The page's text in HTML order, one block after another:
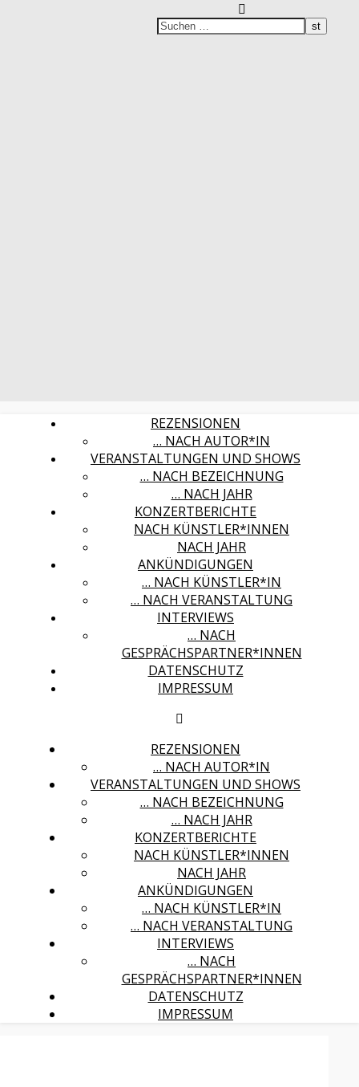
REZENSIONEN
… NACH AUTOR*IN
VERANSTALTUNGEN UND SHOWS
… NACH BEZEICHNUNG
… NACH JAHR
KONZERTBERICHTE
NACH KÜNSTLER*INNEN
NACH JAHR
ANKÜNDIGUNGEN
… NACH KÜNSTLER*IN
… NACH VERANSTALTUNG
INTERVIEWS
… NACH
GESPRÄCHSPARTNER*INNEN
DATENSCHUTZ
IMPRESSUM
REZENSIONEN
… NACH AUTOR*IN
VERANSTALTUNGEN UND SHOWS
… NACH BEZEICHNUNG
… NACH JAHR
KONZERTBERICHTE
NACH KÜNSTLER*INNEN
NACH JAHR
ANKÜNDIGUNGEN
… NACH KÜNSTLER*IN
… NACH VERANSTALTUNG
INTERVIEWS
… NACH
GESPRÄCHSPARTNER*INNEN
DATENSCHUTZ
IMPRESSUM